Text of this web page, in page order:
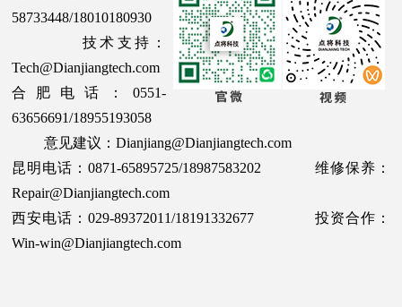
58733448/18010180930
技术支持：
Tech@Dianjiangtech.com
合肥电话：0551-
63656691/18955193058
意见建议：Dianjiang@Dianjiangtech.com
昆明电话：0871-65895725/18987583202 维修保养：
Repair@Dianjiangtech.com
西安电话：029-89372011/18191332677 投资合作：
Win-win@Dianjiangtech.com